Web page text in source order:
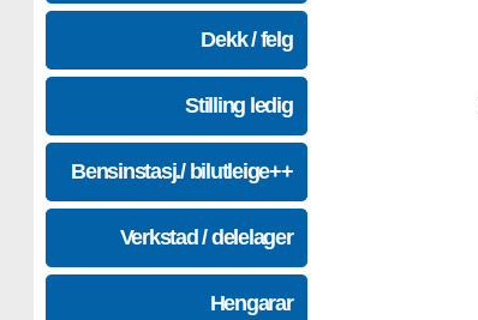
Dekk / felg
Stilling ledig
Bensinstasj./ bilutleige++
Verkstad / delelager
Hengarar